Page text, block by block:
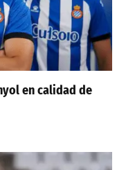
en calidad de